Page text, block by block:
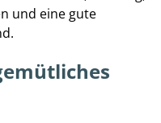
und eine gute